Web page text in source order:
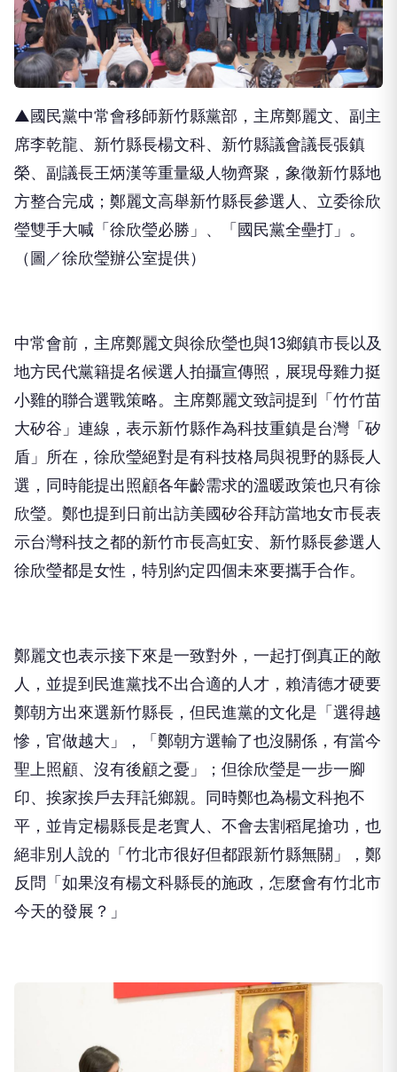
▲國民黨中常會移師新竹縣黨部，主席鄭麗文、副主
席李乾龍、新竹縣長楊文科、新竹縣議會議長張鎮
榮、副議長王炳漢等重量級人物齊聚，象徵新竹縣地
方整合完成；鄭麗文高舉新竹縣長參選人、立委徐欣
瑩雙手大喊「徐欣瑩必勝」、「國民黨全壘打」。
（圖／徐欣瑩辦公室提供）
中常會前，主席鄭麗文與徐欣瑩也與13鄉鎮市長以及
地方民代黨籍提名候選人拍攝宣傳照，展現母雞力挺
小雞的聯合選戰策略。主席鄭麗文致詞提到「竹竹苗
大矽谷」連線，表示新竹縣作為科技重鎮是台灣「矽
盾」所在，徐欣瑩絕對是有科技格局與視野的縣長人
選，同時能提出照顧各年齡需求的溫暖政策也只有徐
欣瑩。鄭也提到日前出訪美國矽谷拜訪當地女市長表
示台灣科技之都的新竹市長高虹安、新竹縣長參選人
徐欣瑩都是女性，特別約定四個未來要攜手合作。
鄭麗文也表示接下來是一致對外，一起打倒真正的敵
人，並提到民進黨找不出合適的人才，賴清德才硬要
鄭朝方出來選新竹縣長，但民進黨的文化是「選得越
慘，官做越大」，「鄭朝方選輸了也沒關係，有當今
聖上照顧、沒有後顧之憂」；但徐欣瑩是一步一腳
印、挨家挨戶去拜託鄉親。同時鄭也為楊文科抱不
平，並肯定楊縣長是老實人、不會去割稻尾搶功，也
絕非別人說的「竹北市很好但都跟新竹縣無關」，鄭
反問「如果沒有楊文科縣長的施政，怎麼會有竹北市
今天的發展？」